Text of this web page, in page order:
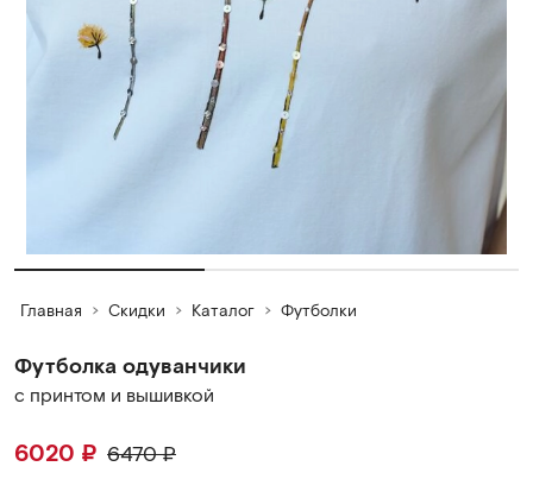
Главная Скидки Каталог Футболки
Футболка одуванчики
с принтом и вышивкой
6020 ₽ 6470₽